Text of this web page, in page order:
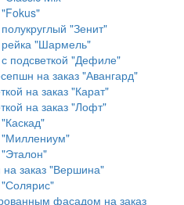
"Зенит"
рейка "Шармель"
подсветкой "Дефиле"
на заказ "Авангард"
на заказ "Карат"
на заказ "Лофт"
"Миллениум"
заказ "Вершина"
фасадом на заказ